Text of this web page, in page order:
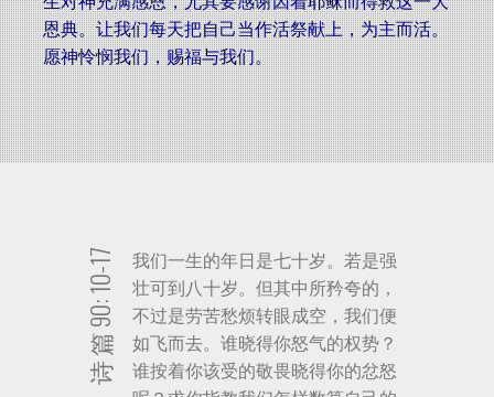
恩典。让我们每天把自己当作活祭献上，为主而活。
愿神怜悯我们，赐福与我们。
诗 篇 90: 10-17
我们一生的年日是七十岁。若是强
壮可到八十岁。但其中所矜夸的，
不过是劳苦愁烦转眼成空，我们便
如飞而去。谁晓得你怒气的权势？
谁按着你该受的敬畏晓得你的忿怒